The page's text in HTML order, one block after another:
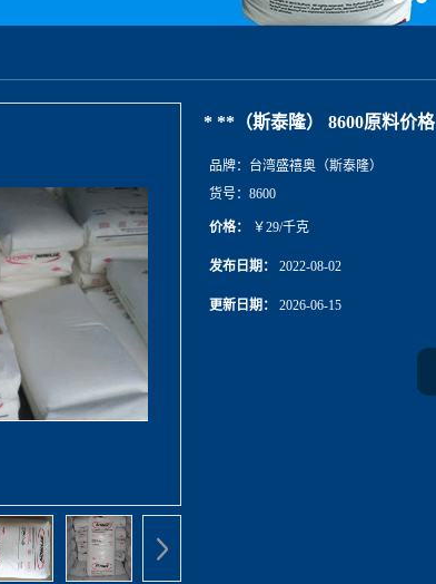
* **（斯泰隆） 8600原料价格
品牌： 台湾盛禧奥（斯泰隆）
货号： 8600
价格： ￥29/千克
发布日期： 2022-08-02
更新日期： 2026-06-15